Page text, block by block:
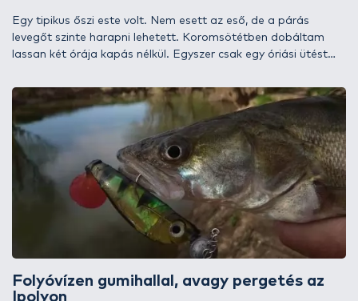
Egy tipikus őszi este volt. Nem esett az eső, de a párás
levegőt szinte harapni lehetett. Koromsötétben dobáltam
lassan két órája kapás nélkül. Egyszer csak egy óriási ütést
fáradtságot kiűzött a szememből. A hal lent maradt, lomhán
oldalazott, nem akart felém közelíteni. A bot karikában, a fék
szépen, lassan adagolta a zsinórt.
Folyóvízen gumihallal, avagy pergetés az
Ipolyon